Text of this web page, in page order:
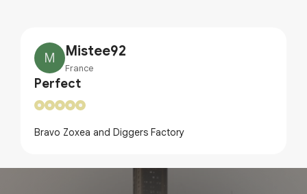
M Mistee92
France
Perfect
Bravo Zoxea and Diggers Factory